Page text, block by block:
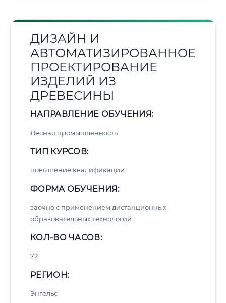
ДИЗАЙН И
АВТОМАТИЗИРОВАННОЕ
ПРОЕКТИРОВАНИЕ
ИЗДЕЛИЙ ИЗ
ДРЕВЕСИНЫ
НАПРАВЛЕНИЕ ОБУЧЕНИЯ:
Лесная промышленность
ТИП КУРСОВ:
повышение квалификации
ФОРМА ОБУЧЕНИЯ:
заочно с применением дистанционных
образовательных технологий
КОЛ-ВО ЧАСОВ:
72
РЕГИОН:
Энгельс